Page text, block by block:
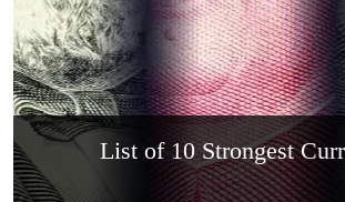
List of 10 Strongest